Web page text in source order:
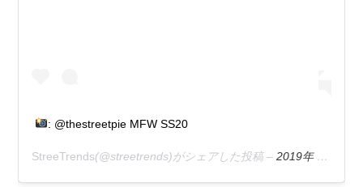
: @thestreetpie MFW SS20
StreeTrends(@streetrends)がシェアした投稿 –2019年 9月月20日午前3時58分PDT